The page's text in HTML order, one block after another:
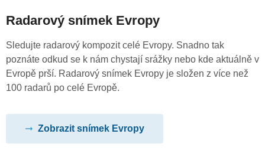
Radarový snímek Evropy
Sledujte radarový kompozit celé Evropy. Snadno tak
poznáte odkud se k nám chystají srážky nebo kde aktuálně v
Evropě prší. Radarový snímek Evropy je složen z více než
100 radarů po celé Evropě.
Zobrazit snímek Evropy